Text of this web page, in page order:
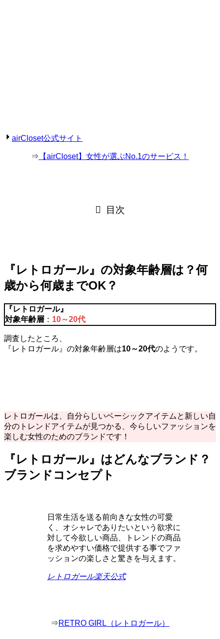
airCloset公式サイト
⇒ 【airCloset】女性が選ぶNo.1のサービス！
目次
『レトロガール』の対象年齢層は？何
歳から何歳までOK？
『レトロガール』
対象年齢層 ： 10～20代
調査したところ、
『レトロガール』の対象年齢層は10～20代のようです。
レトロガールは、自分らしいベーシックアイテムと新しい自
分のトレンドアイテムが見つかる、今らしいファッションを
楽しむ女性のためのブランドです！
『レトロガール』はどんなブランド？
ブランドコンセプト
日常生活を送る前向きな女性の可愛
く、オシャレでありたいという欲求に
対して今欲しい商品、トレンドの商品
を求めやすい価格で提供する事でファ
ッションの楽しさと驚きを与えます。
レトロガール楽天公式
⇒RETRO GIRL（レトロガール）